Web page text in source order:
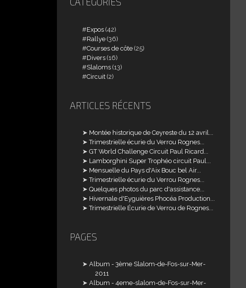
Expos (42)
Rallye (36)
Courses de côte (25)
Divers (16)
Slaloms (13)
Circuit (2)
ARTICLES RÉCENTS
Montée historique de Ceyreste du 12 avril...
Trimestrielle écurie du Verrou Rognes...
GT World Challenge Circuit Paul Ricard...
Lamborghini Super Trophéo circuit Paul...
Mensuelle du Pays d'Aix Bouc bel Air...
Trimestrielle écurie du Verrou Rognes...
Quelques photos du parc d'assistance...
Hivernale d'Eyguières Phocéa Production...
Trimestrielle Écurie de Verrou de Rognes...
PAGES
Album - 3ème Slalom-de-Fos-sur-Mer-
2011
Album - 4eme-slalom-de-Fos-sur-Mer-